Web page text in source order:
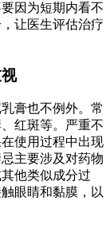
因为短期内看不
让医生评估治疗
膏也不例外。常
红斑等。严重不
使用过程中出现
主要涉及对药物
他类似成分过
眼睛和黏膜，以